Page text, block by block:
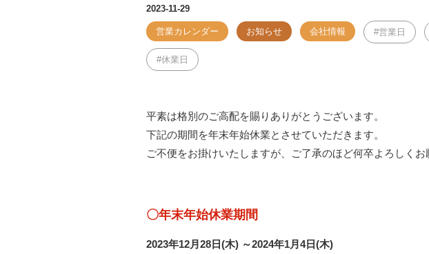
2023-11-29
営業カレンダー お知らせ 会社情報 営業日
休業日
平素は格別のご高配を賜りありがとうございます。
下記の期間を年末年始休業とさせていただきます。
ご不便をお掛けいたしますが、ご了承のほど何卒よろしくお
〇年末年始休業期間
2023年12月28日(木) ～2024年1月4日(木)